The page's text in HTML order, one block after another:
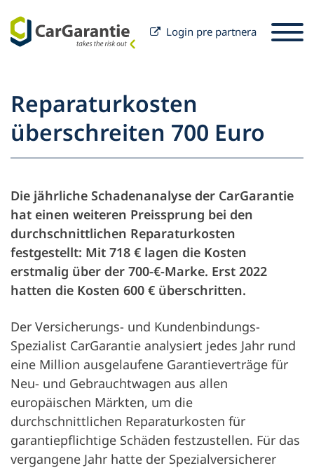
Login pre partnera
Partner
Majiteľ vozidla
Servis a podpora
Partner
Firma
Reparaturkosten
überschreiten 700 Euro
Die jährliche Schadenanalyse der CarGarantie
hat einen weiteren Preissprung bei den
durchschnittlichen Reparaturkosten
festgestellt: Mit 718 € lagen die Kosten
erstmalig über der 700-€-Marke. Erst 2022
hatten die Kosten 600 € überschritten.
Der Versicherungs- und Kundenbindungs-
Spezialist CarGarantie analysiert jedes Jahr rund
eine Million ausgelaufene Garantieverträge für
Neu- und Gebrauchtwagen aus allen
europäischen Märkten, um die
durchschnittlichen Reparaturkosten für
garantiepflichtige Schäden festzustellen. Für das
vergangene Jahr hatte der Spezialversicherer